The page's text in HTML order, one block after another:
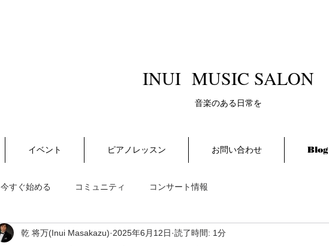
​INUI MUSIC SALON
​音楽のある日常を
イベント ピアノレッスン お問い合わせ Blog
今すぐ始める コミュニティ コンサート情報
乾 将万(Inui Masakazu) 2025年6月12日 読了時間: 1分